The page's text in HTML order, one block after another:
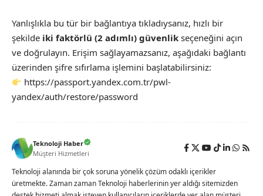
Yanlışlıkla bu tür bir bağlantıya tıkladıysanız, hızlı bir
şekilde iki faktörlü (2 adımlı) güvenlik seçeneğini açın
ve doğrulayın. Erişim sağlayamazsanız, aşağıdaki bağlantı
üzerinden şifre sıfırlama işlemini başlatabilirsiniz:
https://passport.yandex.com.tr/pwl-
yandex/auth/restore/password
Teknoloji Haber
Müşteri Hizmetleri
Teknoloji alanında bir çok soruna yönelik çözüm odaklı içerikler
üretmekte. Zaman zaman Teknoloji haberlerinin yer aldığı sitemizden